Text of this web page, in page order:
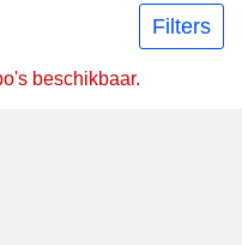
Filters
beschikbaar.